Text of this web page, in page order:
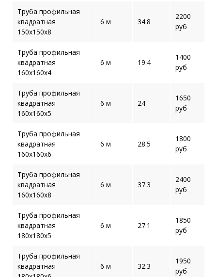
Труба профильная
квадратная
150х150х8
6 м 34.8
2200
руб
Труба профильная
квадратная
160х160х4
6 м 19.4
1400
руб
Труба профильная
квадратная
160х160х5
6 м 24
1650
руб
Труба профильная
квадратная
160х160х6
6 м 28.5
1800
руб
Труба профильная
квадратная
160х160х8
6 м 37.3
2400
руб
Труба профильная
квадратная
180х180х5
6 м 27.1
1850
руб
Труба профильная
квадратная
6 м 32.3
1950
руб